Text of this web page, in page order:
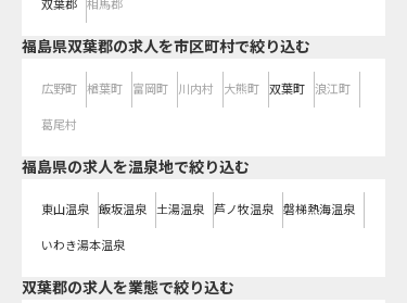
双葉郡 相馬郡
福島県双葉郡の求人を市区町村で絞り込む
広野町 楢葉町 富岡町 川内村 大熊町 双葉町 浪江町
葛尾村
福島県の求人を温泉地で絞り込む
東山温泉 飯坂温泉 土湯温泉 芦ノ牧温泉 磐梯熱海温泉
いわき湯本温泉
双葉郡の求人を業態で絞り込む